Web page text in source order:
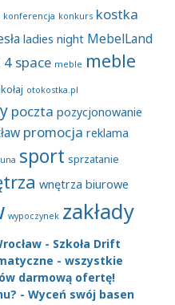
konferencja konkurs kostka
ladies night MebelLand
4 space meble meble
otokostka.pl
poczta pozycjonowanie
promocja reklama
sport sprzatanie
wnętrza biurowe
wypoczynek zakłady
- Szkoła Drift
- wszystkie
darmową ofertę!
- Wyceń swój basen